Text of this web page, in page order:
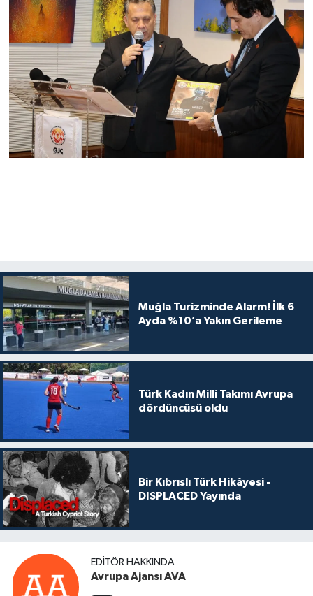
Muğla Turizminde Alarm! İlk 6
Ayda %10’a Yakın Gerileme
Türk Kadın Milli Takımı Avrupa
dördüncüsü oldu
Bir Kıbrıslı Türk Hikâyesi -
DISPLACED Yayında
EDITÖR HAKKINDA
Avrupa Ajansı AVA